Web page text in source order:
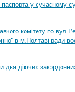
у сучасному
комітету по
в м.Полтаві ради
діючих